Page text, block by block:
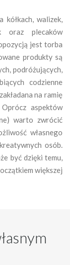
walizek,
plecaków
jest torba
produkty są
podróżujących,
codzienne
na ramię
aspektów
warto zwrócić
własnego
osób.
być dzięki temu,
większej